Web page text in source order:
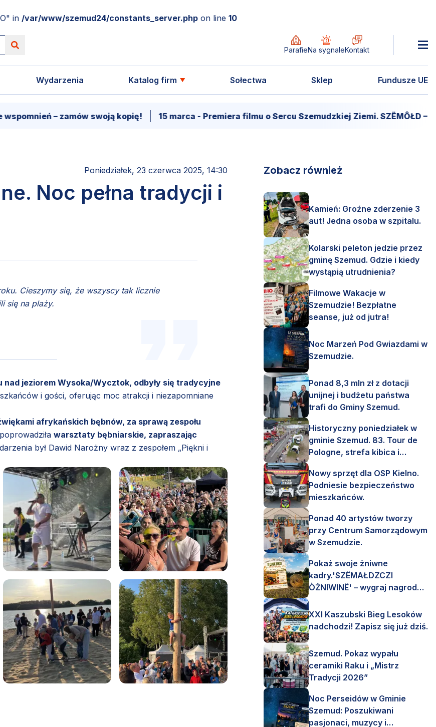
in /var/www/szemud24/constants_server.php on line 10
ParafieNa sygnaleKontakt
Wydarzenia Katalog firm Sołectwa Sklep Fundusze UE
zamów swoją kopię! 15 marca - Premiera filmu o Sercu Szemudzkiej Ziemi. SZËMÔŁD – SERCE
Poniedziałek, 23 czerwca 2025, 14:30
Noc pełna tradycji i
Cieszymy się, że wszyscy tak licznie
się na plaży.
nad jeziorem Wysoka/Wycztok, odbyły się tradycyjne
i gości, oferując moc atrakcji i niezapomniane
afrykańskich bębnów, za sprawą zespołu
warsztaty bębniarskie, zapraszając
był Dawid Narożny wraz z zespołem „Piękni i
Zobacz również
Kamień: Groźne zderzenie 3
aut! Jedna osoba w szpitalu.
Kolarski peleton jedzie przez
gminę Szemud. Gdzie i kiedy
wystąpią utrudnienia?
Filmowe Wakacje w
Szemudzie! Bezpłatne
seanse, już od jutra!
Noc Marzeń Pod Gwiazdami w
Szemudzie.
Ponad 8,3 mln zł z dotacji
unijnej i budżetu państwa
trafi do Gminy Szemud.
Historyczny poniedziałek w
gminie Szemud. 83. Tour de
Pologne, strefa kibica i
Nowy sprzęt dla OSP Kielno.
Podniesie bezpieczeństwo
mieszkańców.
Ponad 40 artystów tworzy
przy Centrum Samorządowym
w Szemudzie.
Pokaż swoje żniwne
kadry.'SZËMAŁDZCZI
ÒŻNIWINË' – wygraj nagrody
XXI Kaszubski Bieg Lesoków
nadchodzi! Zapisz się już dziś.
Szemud. Pokaz wypału
ceramiki Raku i „Mistrz
Tradycji 2026”
Noc Perseidów w Gminie
Szemud: Poszukiwani
pasjonaci, muzycy i